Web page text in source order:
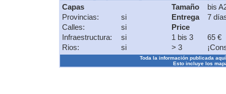
Capas
Provincias:
si
Calles:
si
Infraestructura:
si
Rios:
si
Tamaño
bis
Entrega
7
Price
1 bis 3
65 €
> 3
Toda la información publicada
Esto incluye los